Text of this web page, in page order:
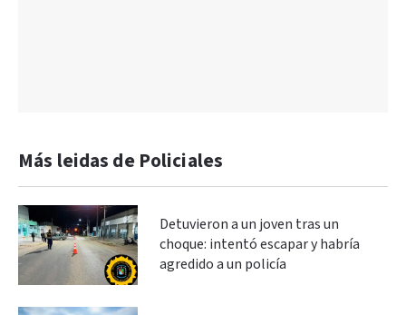
Más leidas de Policiales
Detuvieron a un joven tras un
choque: intentó escapar y habría
agredido a un policía